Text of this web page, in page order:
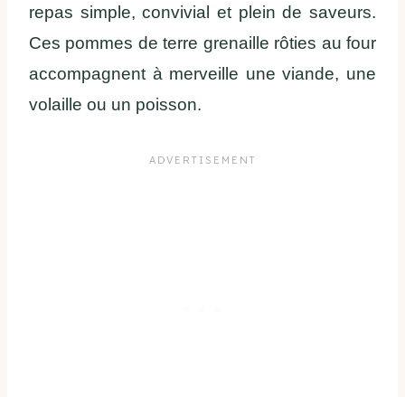
repas simple, convivial et plein de saveurs.
Ces pommes de terre grenaille rôties au four
accompagnent à merveille une viande, une
volaille ou un poisson.